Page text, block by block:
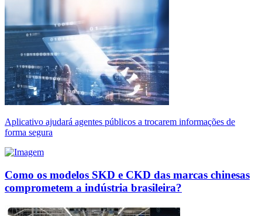
Aplicativo ajudará agentes públicos a trocarem informações de
forma segura
Como os modelos SKD e CKD das marcas chinesas
comprometem a indústria brasileira?